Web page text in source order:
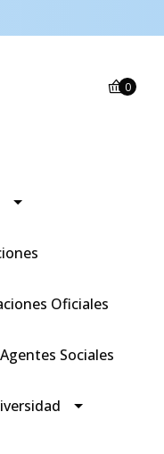
0
Oficiales
Sociales